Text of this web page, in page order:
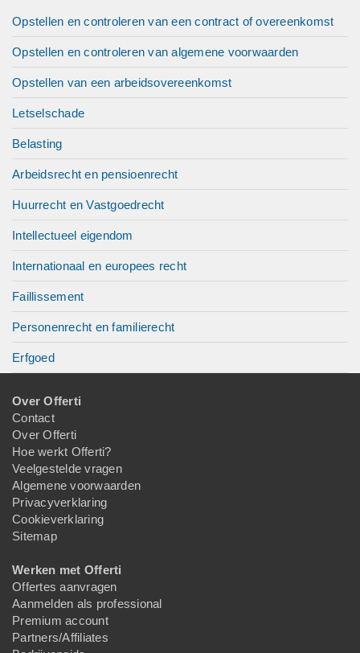
Opstellen en controleren van een contract of overeenkomst
Opstellen en controleren van algemene voorwaarden
Opstellen van een arbeidsovereenkomst
Letselschade
Belasting
Arbeidsrecht en pensioenrecht
Huurrecht en Vastgoedrecht
Intellectueel eigendom
Internationaal en europees recht
Faillissement
Personenrecht en familierecht
Erfgoed
Over Offerti
Contact
Over Offerti
Hoe werkt Offerti?
Veelgestelde vragen
Algemene voorwaarden
Privacyverklaring
Cookieverklaring
Sitemap
Werken met Offerti
Offertes aanvragen
Aanmelden als professional
Premium account
Partners/Affiliates